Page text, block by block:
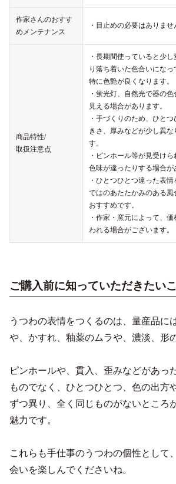
作家さんのおすす
めメンテナンス
・目止めの必要はありませ
商品特性/
取扱注意点
・長期間使っていると少
り落ち着いた色合いにな
特に色艶が良くなります。
・蛍光灯、自然光で器の
見える場合があります。
・手づくりのため、ひと
きさ、厚みなどが少し異な
す。
・ピンホール等が見受けら
色味が違ったりする場合が
・ひとつひとつ違った表
ではのあたたかみのある
おすすめです。
・作家・窯元によって、
われる場合がございます。
ご購入前に知っていただきたい
うつわの表情をつくるのは、量産品に
や、かすれ、釉薬のムラや、濃淡、形
ピンホールや、貫入、歪みなどがあっ
ものでなく、ひとつひとつ、色の出方
ずつ異り、全く同じものがないところ
魅力です。
これらも手仕事のうつわの個性として
会いを楽しんでくださいね。